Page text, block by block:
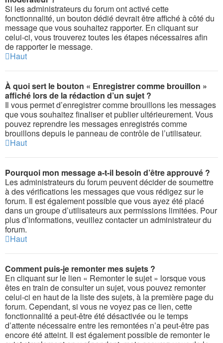
Si les administrateurs du forum ont activé cette
fonctionnalité, un bouton dédié devrait être affiché à côté du
message que vous souhaitez rapporter. En cliquant sur
celui-ci, vous trouverez toutes les étapes nécessaires afin
de rapporter le message.
Haut
À quoi sert le bouton « Enregistrer comme brouillon »
affiché lors de la rédaction d’un sujet ?
Il vous permet d’enregistrer comme brouillons les messages
que vous souhaitez finaliser et publier ultérieurement. Vous
pouvez reprendre les messages enregistrés comme
brouillons depuis le panneau de contrôle de l’utilisateur.
Haut
Pourquoi mon message a-t-il besoin d’être approuvé ?
Les administrateurs du forum peuvent décider de soumettre
à des vérifications les messages que vous rédigez sur le
forum. Il est également possible que vous ayez été placé
dans un groupe d’utilisateurs aux permissions limitées. Pour
plus d’informations, veuillez contacter un administrateur du
forum.
Haut
Comment puis-je remonter mes sujets ?
En cliquant sur le lien « Remonter le sujet » lorsque vous
êtes en train de consulter un sujet, vous pouvez remonter
celui-ci en haut de la liste des sujets, à la première page du
forum. Cependant, si vous ne voyez pas ce lien, cette
fonctionnalité a peut-être été désactivée ou le temps
d’attente nécessaire entre les remontées n’a peut-être pas
encore été atteint. Il est également possible de remonter le